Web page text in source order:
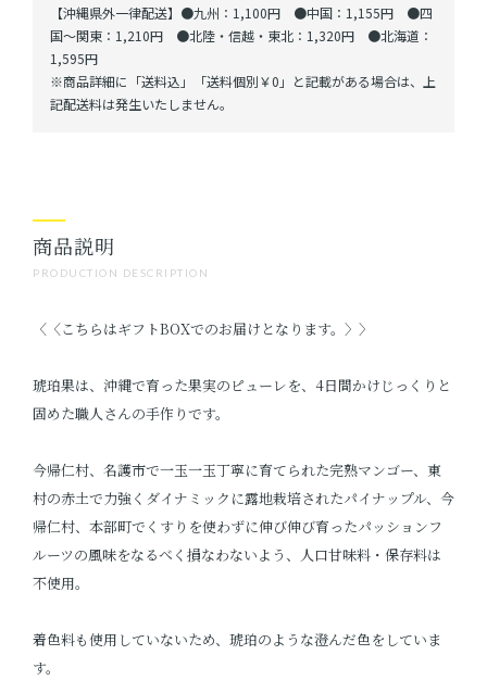
【沖縄県外一律配送】●九州：1,100円 ●中国：1,155円 ●四
国～関東：1,210円 ●北陸・信越・東北：1,320円 ●北海道：
1,595円
※商品詳細に「送料込」「送料個別￥0」と記載がある場合は、上
記配送料は発生いたしません。
PRODUCTION DESCRIPTION
商品説明
〈〈こちらはギフトBOXでのお届けとなります。〉〉
琥珀果は、沖縄で育った果実のピューレを、4日間かけじっくりと
固めた職人さんの手作りです。
今帰仁村、名護市で一玉一玉丁寧に育てられた完熟マンゴー、東
村の赤土で力強くダイナミックに露地栽培されたパイナップル、今
帰仁村、本部町でくすりを使わずに伸び伸び育ったパッションフ
ルーツの風味をなるべく損なわないよう、人口甘味料・保存料は
不使用。
着色料も使用していないため、琥珀のような澄んだ色をしていま
す。